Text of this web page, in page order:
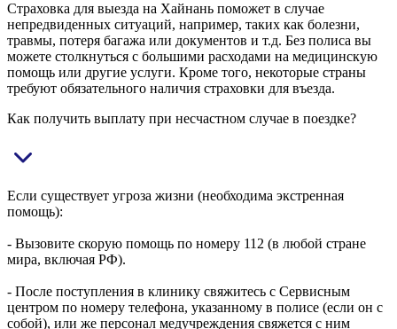
Страховка для выезда на Хайнань поможет в случае
непредвиденных ситуаций, например, таких как болезни,
травмы, потеря багажа или документов и т.д. Без полиса вы
можете столкнуться с большими расходами на медицинскую
помощь или другие услуги. Кроме того, некоторые страны
требуют обязательного наличия страховки для въезда.
Как получить выплату при несчастном случае в поездке?
Если существует угроза жизни (необходима экстренная
помощь):
- Вызовите скорую помощь по номеру 112 (в любой стране
мира, включая РФ).
- После поступления в клинику свяжитесь с Сервисным
центром по номеру телефона, указанному в полисе (если он с
собой), или же персонал медучреждения свяжется с ним